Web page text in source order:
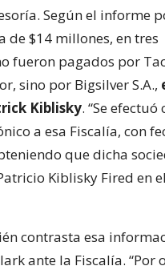
Según el informe
de $14 millones, en tres
fueron pagados por
sino por Bigsilver S.A.,
Kiblisky. “Se
a esa Fiscalía, con
que dicha
Kiblisky Fired en
contrasta esa
ante la Fiscalía. “Por